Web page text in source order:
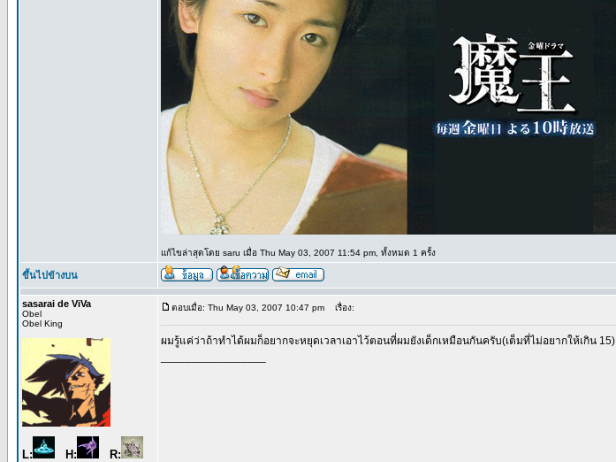
แก้ไขล่าสุดโดย saru เมื่อ Thu May 03, 2007 11:54 pm, ทั้งหมด 1 ครั้ง
ขึ้นไปข้างบน
sasarai de ViVa
Obel
Obel King
L: H: R:
ตอบเมื่อ: Thu May 03, 2007 10:47 pm เรื่อง:
ผมรู้แค่ว่าถ้าทำได้ผมก็อยากจะหยุดเวลาเอาไว้ตอนที่ผมยังเด็กเหมือนกันครับ(เต็มที่ไม่อยากให้เกิน 15)